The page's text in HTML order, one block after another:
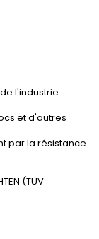
l'industrie
et d'autres
par la résistance
(TUV